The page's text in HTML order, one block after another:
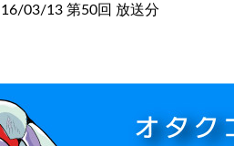
03/13 第50回 放送分